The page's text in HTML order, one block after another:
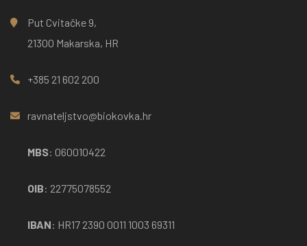
Put Cvitačke 9,
21300 Makarska, HR
+385 21 602 200
ravnateljstvo@biokovka.hr
MBS: 060010422
OIB: 22775078552
IBAN: HR17 2390 0011 1003 69311